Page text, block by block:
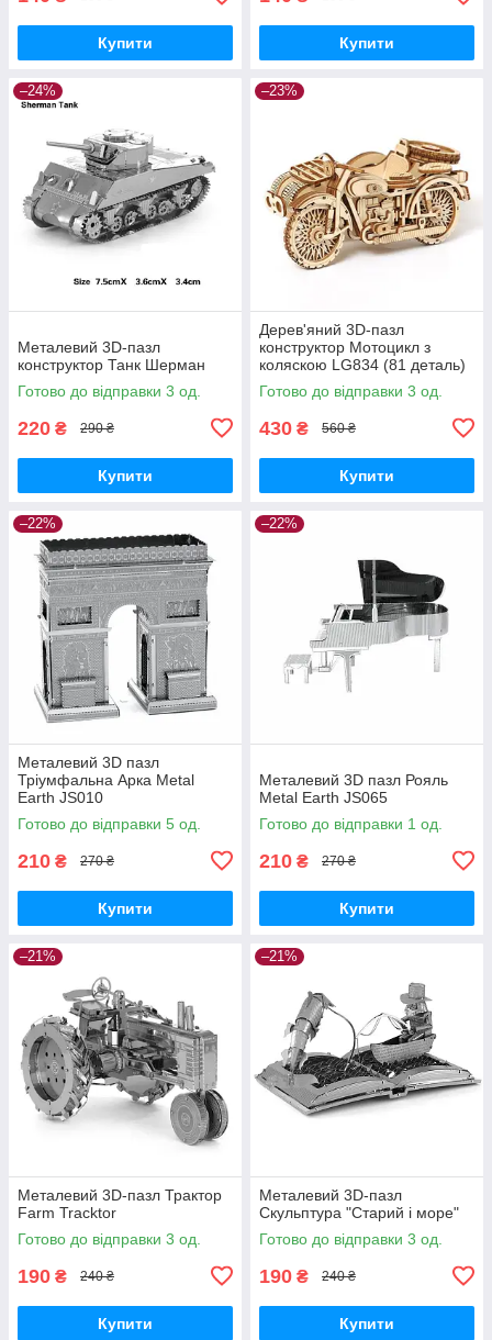
Купити Купити
–24%
Металевий 3D-пазл
конструктор Танк Шерман
Готово до відправки 3 од.
220 ₴ 290 ₴
Купити
–23%
Дерев'яний 3D-пазл
конструктор Мотоцикл з
коляскою LG834 (81 деталь)
Готово до відправки 3 од.
430 ₴ 560 ₴
Купити
–22%
Металевий 3D пазл
Тріумфальна Арка Metal
Earth JS010
Готово до відправки 5 од.
210 ₴ 270 ₴
Купити
–22%
Металевий 3D пазл Рояль
Metal Earth JS065
Готово до відправки 1 од.
210 ₴ 270 ₴
Купити
–21%
Металевий 3D-пазл Трактор
Farm Tracktor
Готово до відправки 3 од.
190 ₴ 240 ₴
Купити
–21%
Металевий 3D-пазл
Скульптура "Старий і море"
Готово до відправки 3 од.
190 ₴ 240 ₴
Купити